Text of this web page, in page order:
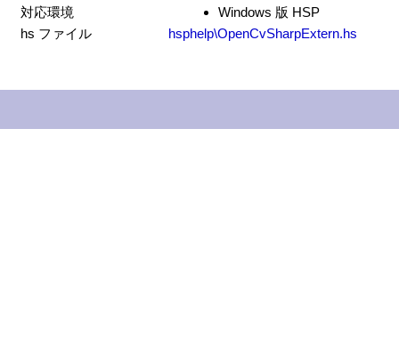
対応環境
Windows 版 HSP
hs ファイル
hsphelp\OpenCvSharpExtern.hs